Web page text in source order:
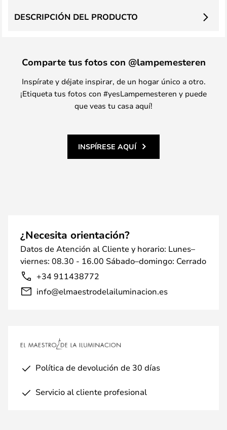
DESCRIPCIÓN DEL PRODUCTO
Comparte tus fotos con @lampemesteren
Inspírate y déjate inspirar, de un hogar único a otro.
¡Etiqueta tus fotos con #yesLampemesteren y puede
que veas tu casa aquí!
INSPÍRESE AQUÍ
¿Necesita orientación?
Datos de Atención al Cliente y horario: Lunes–
viernes: 08.30 - 16.00 Sábado–domingo: Cerrado
+34 911438772
info@elmaestrodelailuminacion.es
Política de devolución de 30 días
Servicio al cliente profesional